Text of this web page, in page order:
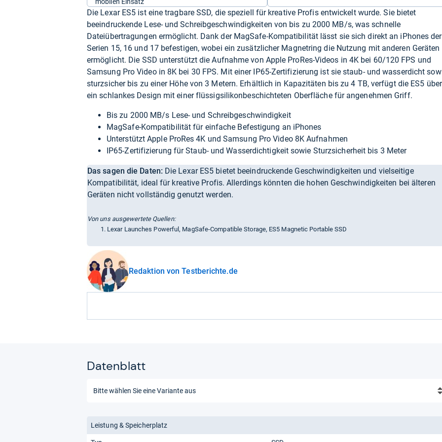
mobilen Einsatz
Die Lexar ES5 ist eine tragbare SSD, die speziell für kreative Profis entwickelt wurde. Sie bietet
beeindruckende Lese- und Schreibgeschwindigkeiten von bis zu 2000 MB/s, was schnelle
Dateiübertragungen ermöglicht. Dank der MagSafe-Kompatibilität lässt sie sich direkt an iPhones der
Serien 15, 16 und 17 befestigen, wobei ein zusätzlicher Magnetring die Nutzung mit anderen Geräten
ermöglicht. Die SSD unterstützt die Aufnahme von Apple ProRes-Videos in 4K bei 60/120 FPS und
Samsung Pro Video in 8K bei 30 FPS. Mit einer IP65-Zertifizierung ist sie staub- und wasserdicht
sturzsicher bis zu einer Höhe von 3 Metern. Erhältlich in Kapazitäten bis zu 4 TB, verfügt die ES5 über
ein schlankes Design mit einer flüssigsilikonbeschichteten Oberfläche für angenehmen Griff.
Bis zu 2000 MB/s Lese- und Schreibgeschwindigkeit
MagSafe-Kompatibilität für einfache Befestigung an iPhones
Unterstützt Apple ProRes 4K und Samsung Pro Video 8K Aufnahmen
IP65-Zertifizierung für Staub- und Wasserdichtigkeit sowie Sturzsicherheit bis 3 Meter
Das sagen die Daten: Die Lexar ES5 bietet beeindruckende Geschwindigkeiten und vielseitige
Kompatibilität, ideal für kreative Profis. Allerdings könnten die hohen Geschwindigkeiten bei älteren
Geräten nicht vollständig genutzt werden.
Von uns ausgewertete Quellen:
Lexar Launches Powerful, MagSafe-Compatible Storage, ES5 Magnetic Portable SSD
Redaktion von Testberichte.de
Datenblatt
Leistung & Speicherplatz